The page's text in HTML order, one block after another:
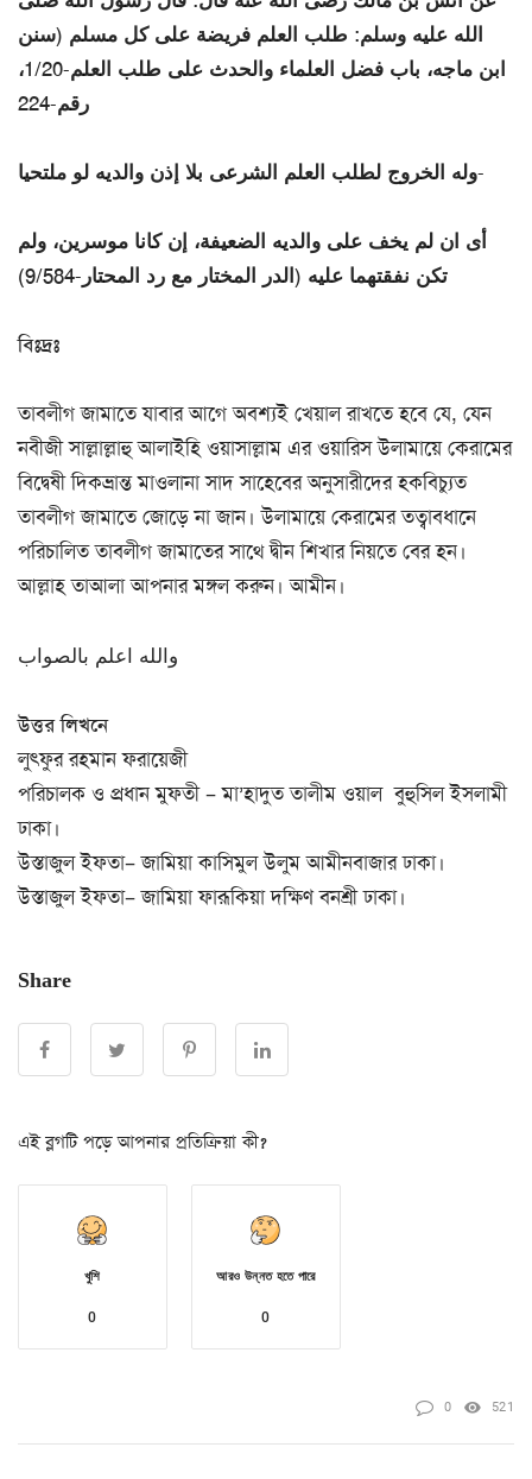
الله عليه وسلم: طلب العلم فريضة على كل مسلم (سنن
ابن ماجه، باب فضل العلماء والحدث على طلب العلم-1/20،
رقم-224
وله الخروج لطلب العلم الشرعى بلا إذن والديه لو ملتحيا-
أى ان لم يخف على والديه الضعيفة، إن كانا موسرين، ولم
تكن نفقتهما عليه (الدر المختار مع رد المحتار-9/584)
বিঃদ্রঃ
তাবলীগ জামাতে যাবার আগে অবশ্যই খেয়াল রাখতে হবে যে, যেন
নবীজী সাল্লাল্লাহু আলাইহি ওয়াসাল্লাম এর ওয়ারিস উলামায়ে কেরামের
বিদ্বেষী দিকভ্রান্ত মাওলানা সাদ সাহেবের অনুসারীদের হকবিচ্যুত
তাবলীগ জামাতে জোড়ে না জান। উলামায়ে কেরামের তত্বাবধানে
পরিচালিত তাবলীগ জামাতের সাথে দ্বীন শিখার নিয়তে বের হন।
আল্লাহ তাআলা আপনার মঙ্গল করুন। আমীন।
والله اعلم بالصواب
উত্তর লিখনে
লুৎফুর রহমান ফরায়েজী
পরিচালক ও প্রধান মুফতী – মা’হাদুত তালীম ওয়াল বুহুসিল ইসলামী
ঢাকা।
উস্তাজুল ইফতা– জামিয়া কাসিমুল উলুম আমীনবাজার ঢাকা।
উস্তাজুল ইফতা– জামিয়া ফারূকিয়া দক্ষিণ বনশ্রী ঢাকা।
Share
এই ব্লগটি পড়ে আপনার প্রতিক্রিয়া কী?
খুশি
0
আরও উন্নত হতে পারে
0
0 521